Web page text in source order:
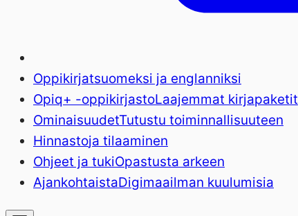
Oppikirjatsuomeksi ja englanniksi
Opiq+ -oppikirjastoLaajemmat kirjapaketit
OminaisuudetTutustu toiminnallisuuteen
Hinnastoja tilaaminen
Ohjeet ja tukiOpastusta arkeen
AjankohtaistaDigimaailman kuulumisia